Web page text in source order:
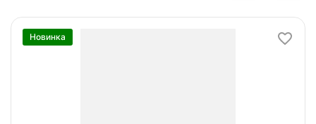
Новинка